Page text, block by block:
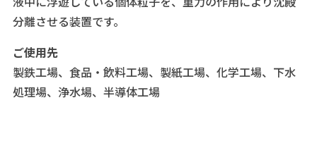
分離させる装置です。
ご使用先
製鉄工場、食品・飲料工場、製紙工場、化学工場、下水
処理場、浄水場、半導体工場